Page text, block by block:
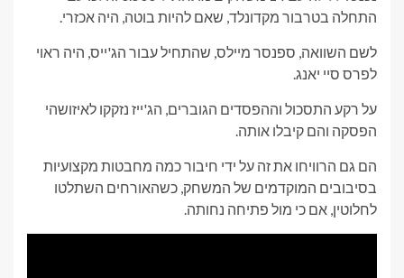
התחלה בטרבור מקדונלד, שאם להיות בוטה, היה אכזרי.
לשם השוואה, ספנסר מיילס, שהתחיל עבור הג'ייס, היה ראוי
לפרס סיי יאנג.
על רקע התסכול וההפסדים הגוברים, הג'ייז נזקקו לאיזושהי
הפסקה והם קיבלו אותה.
הם גם הרוויחו את זה על ידי חיבור כמה מחבטות מקצועיות
בסיבובים המוקדמים של המשחק, כשהאורחים השתלטו
לחלוטין, אם כי מול פתיחה נחותה.